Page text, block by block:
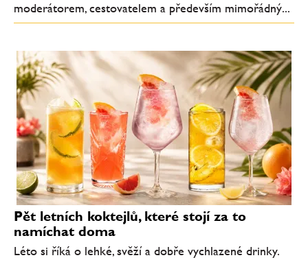
moderátorem, cestovatelem a především mimořádný...
Pět letních koktejlů, které stojí za to
namíchat doma
Léto si říká o lehké, svěží a dobře vychlazené drinky.